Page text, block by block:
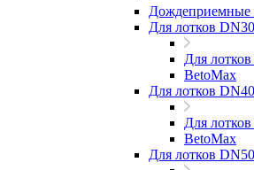
Дождеприемные
Для лотков
Для
BetoMax
Для лотков
Для
BetoMax
Для лотков